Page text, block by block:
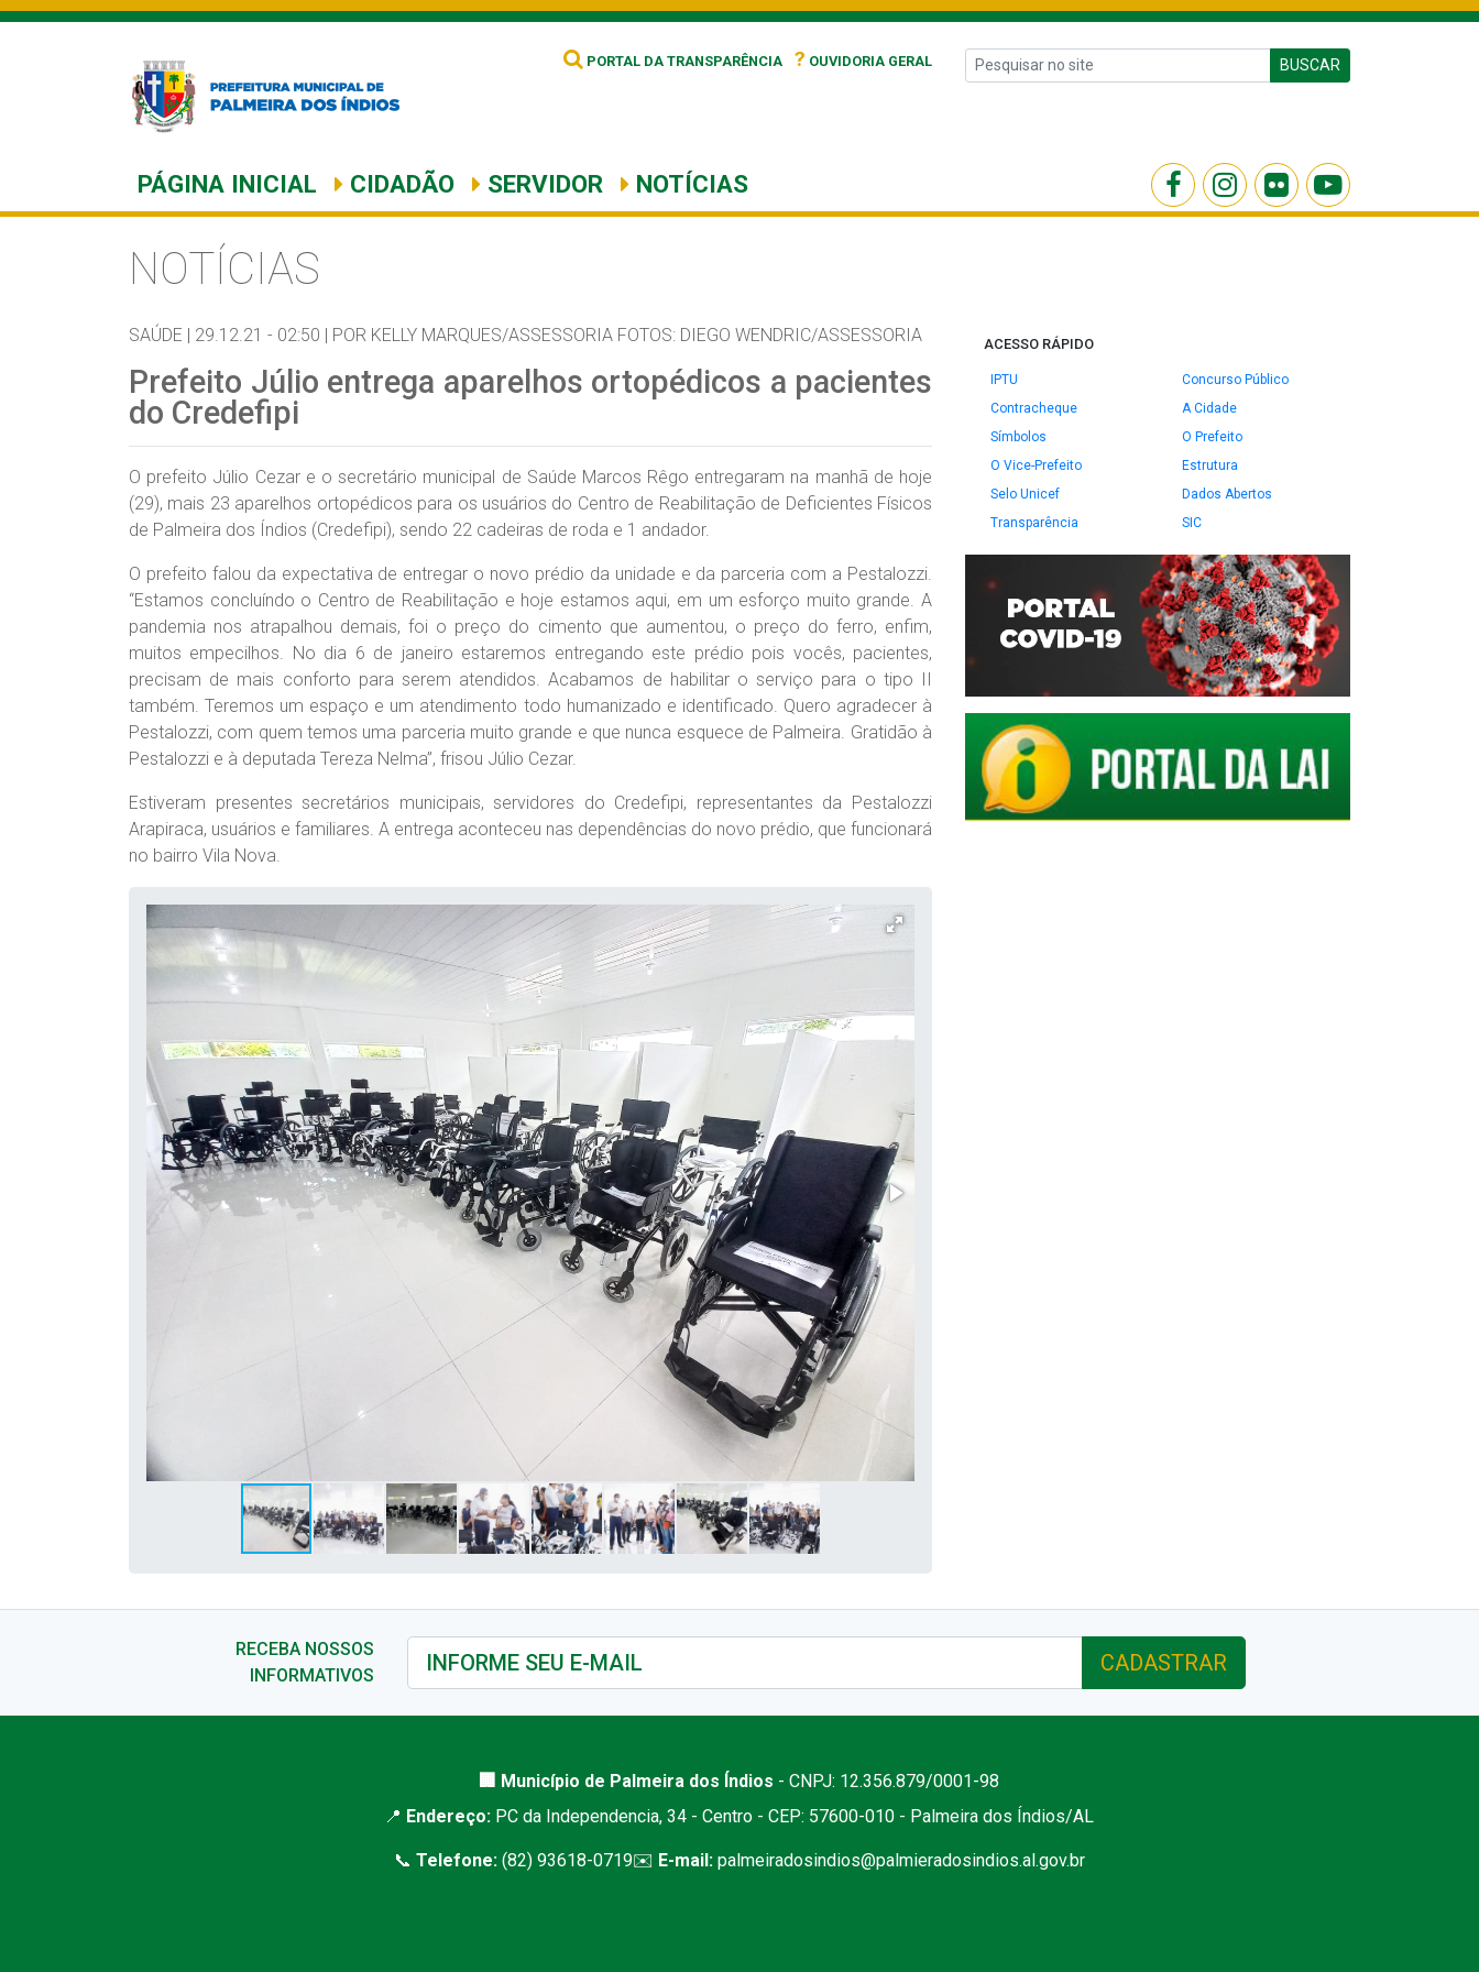
PORTAL DA TRANSPARÊNCIA ? OUVIDORIA GERAL BUSCAR
PÁGINA INICIAL CIDADÃO SERVIDOR NOTÍCIAS
NOTÍCIAS
SAÚDE | 29.12.21 - 02:50 | POR KELLY MARQUES/ASSESSORIA FOTOS: DIEGO WENDRIC/ASSESSORIA
Prefeito Júlio entrega aparelhos ortopédicos a pacientes
do Credefipi
O prefeito Júlio Cezar e o secretário municipal de Saúde Marcos Rêgo entregaram na manhã de hoje
(29), mais 23 aparelhos ortopédicos para os usuários do Centro de Reabilitação de Deficientes Físicos
de Palmeira dos Índios (Credefipi), sendo 22 cadeiras de roda e 1 andador.
O prefeito falou da expectativa de entregar o novo prédio da unidade e da parceria com a Pestalozzi.
“Estamos concluíndo o Centro de Reabilitação e hoje estamos aqui, em um esforço muito grande. A
pandemia nos atrapalhou demais, foi o preço do cimento que aumentou, o preço do ferro, enfim,
muitos empecilhos. No dia 6 de janeiro estaremos entregando este prédio pois vocês, pacientes,
precisam de mais conforto para serem atendidos. Acabamos de habilitar o serviço para o tipo II
também. Teremos um espaço e um atendimento todo humanizado e identificado. Quero agradecer à
Pestalozzi, com quem temos uma parceria muito grande e que nunca esquece de Palmeira. Gratidão à
Pestalozzi e à deputada Tereza Nelma”, frisou Júlio Cezar.
Estiveram presentes secretários municipais, servidores do Credefipi, representantes da Pestalozzi
Arapiraca, usuários e familiares. A entrega aconteceu nas dependências do novo prédio, que funcionará
no bairro Vila Nova.
ACESSO RÁPIDO
IPTU
Concurso Público
Contracheque
A Cidade
Símbolos
O Prefeito
O Vice-Prefeito
Estrutura
Selo Unicef
Dados Abertos
Transparência
SIC
RECEBA NOSSOS
INFORMATIVOS
CADASTRAR
🏢 Município de Palmeira dos Índios - CNPJ: 12.356.879/0001-98
📍 Endereço: PC da Independencia, 34 - Centro - CEP: 57600-010 - Palmeira dos Índios/AL
📞 Telefone:(82) 93618-0719✉️ E-mail: palmeiradosindios@palmieradosindios.al.gov.br